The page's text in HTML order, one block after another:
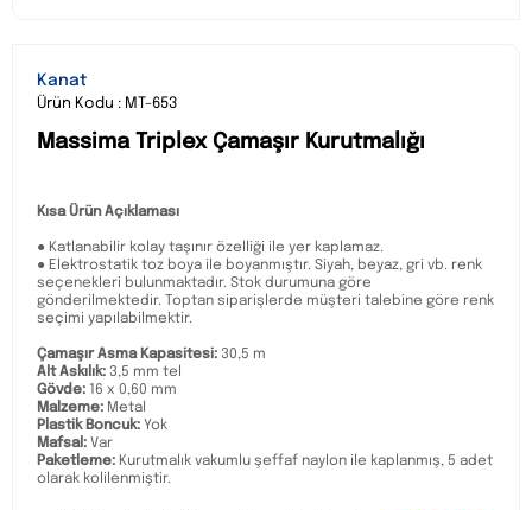
Kanat
Ürün Kodu : MT-653
Massima Triplex Çamaşır Kurutmalığı
Kısa Ürün Açıklaması
● Katlanabilir kolay taşınır özelliği ile yer kaplamaz.
● Elektrostatik toz boya ile boyanmıştır. Siyah, beyaz, gri vb. renk
seçenekleri bulunmaktadır. Stok durumuna göre
gönderilmektedir. Toptan siparişlerde müşteri talebine göre renk
seçimi yapılabilmektir.
Çamaşır Asma Kapasitesi: 30,5 m
Alt Askılık: 3,5 mm tel
Gövde: 16 x 0,60 mm
Malzeme: Metal
Plastik Boncuk: Yok
Mafsal: Var
Paketleme: Kurutmalık vakumlu şeffaf naylon ile kaplanmış, 5 adet
olarak kolilenmiştir.